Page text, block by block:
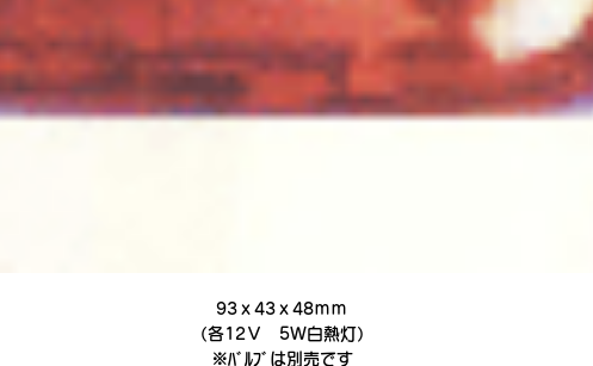
93ｘ43ｘ48ｍｍ
（各12Ｖ 5Ｗ白熱灯）
※ﾊﾞﾙﾌﾞは別売です